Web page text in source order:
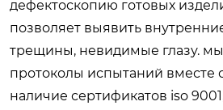
дефектоскопию готовых
позволяет выявить
трещины, невидимые глазу.
протоколы испытаний вместе
наличие сертификатов iso